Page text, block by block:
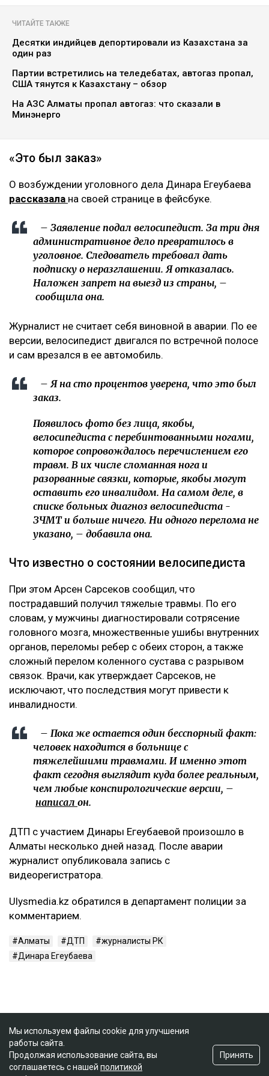
ЧИТАЙТЕ ТАКЖЕ
Десятки индийцев депортировали из Казахстана за
один раз
Партии встретились на теледебатах, автогаз пропал,
США тянутся к Казахстану – обзор
На АЗС Алматы пропал автогаз: что сказали в
Минэнерго
«Это был заказ»
О возбуждении уголовного дела Динара Егеубаева
рассказала на своей странице в фейсбуке.
– Заявление подал велосипедист. За три дня
административное дело превратилось в
уголовное. Следователь требовал дать
подписку о неразглашении. Я отказалась.
Наложен запрет на выезд из страны, –
сообщила она.
Журналист не считает себя виновной в аварии. По ее
версии, велосипедист двигался по встречной полосе
и сам врезался в ее автомобиль.
– Я на сто процентов уверена, что это был
заказ.
Появилось фото без лица, якобы,
велосипедиста с перебинтованными ногами,
которое сопровождалось перечислением его
травм. В их числе сломанная нога и
разорванные связки, которые, якобы могут
оставить его инвалидом. На самом деле, в
списке больных диагноз велосипедиста -
ЗЧМТ и больше ничего. Ни одного перелома не
указано, – добавила она.
Что известно о состоянии велосипедиста
При этом Арсен Сарсеков сообщил, что
пострадавший получил тяжелые травмы. По его
словам, у мужчины диагностировали сотрясение
головного мозга, множественные ушибы внутренних
органов, переломы ребер с обеих сторон, а также
сложный перелом коленного сустава с разрывом
связок. Врачи, как утверждает Сарсеков, не
исключают, что последствия могут привести к
инвалидности.
– Пока же остается один бесспорный факт:
человек находится в больнице с
тяжелейшими травмами. И именно этот
факт сегодня выглядит куда более реальным,
чем любые конспирологические версии, –
написал он.
ДТП с участием Динары Егеубаевой произошло в
Алматы несколько дней назад. После аварии
журналист опубликовала запись с
видеорегистратора.
Ulysmedia.kz обратился в департамент полиции за
комментарием.
Алматы ДТП
журналисты РК
Динара Егеубаева
Мы используем файлы cookie для улучшения
работы сайта.
Продолжая использование сайта, вы
соглашаетесь с нашей политикой
Принять